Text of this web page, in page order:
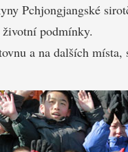
Pchjongjangské
podmínky.
a na dalších místa,